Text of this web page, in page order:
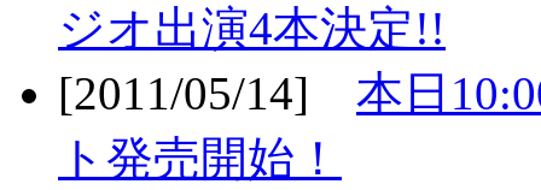
ジオ出演4本決定!!
[2011/05/14] 本日
ト発売開始！